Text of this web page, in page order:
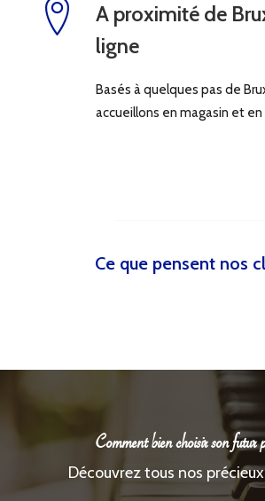
A proximité de
ligne
Basés à quelques pas de
accueillons en magasin et en
Ce que pensent nos
Comment bien choisir son futur
Découvrez tous nos